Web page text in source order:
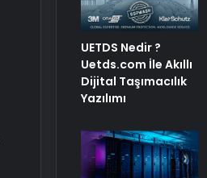
UETDS Nedir ?
Uetds.com İle Akıllı
Dijital Taşımacılık
Yazılımı